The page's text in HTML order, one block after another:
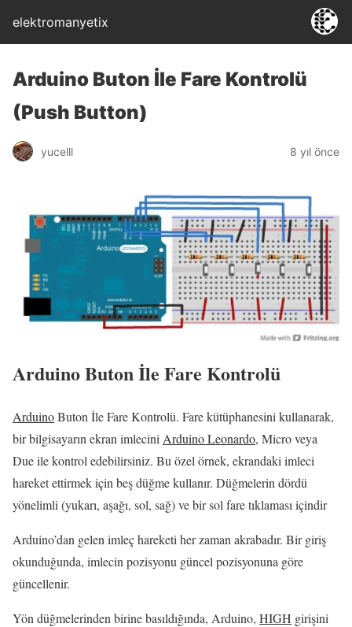
elektromanyetix
Arduino Buton İle Fare Kontrolü
(Push Button)
yucelll 8 yıl önce
Arduino Buton İle Fare Kontrolü
ArduinoButon İle Fare Kontrolü. Fare kütüphanesini kullanarak,
bir bilgisayarın ekran imlecini Arduino Leonardo, Micro veya
Due ile kontrol edebilirsiniz. Bu özel örnek, ekrandaki imleci
hareket ettirmek için beş düğme kullanır. Düğmelerin dördü
yönelimli (yukarı, aşağı, sol, sağ) ve bir sol fare tıklaması içindir
Arduino’dan gelen imleç hareketi her zaman akrabadır. Bir giriş
okunduğunda, imlecin pozisyonu güncel pozisyonuna göre
güncellenir.
Yön düğmelerinden birine basıldığında, Arduino, HIGH girişini